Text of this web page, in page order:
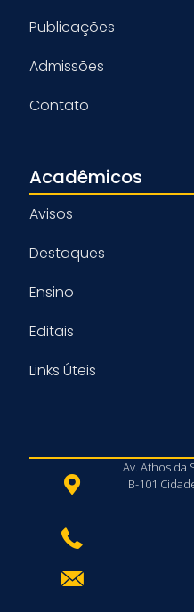
Publicações
Admissões
Contato
Acadêmicos
Avisos
Destaques
Ensino
Editais
Links Úteis
Av. Athos da
B-101